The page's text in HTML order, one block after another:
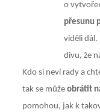
o
přesunu
viděli
divu, že
Kdo si neví rady a
tak se můžeobrátit
pomohou, jak k